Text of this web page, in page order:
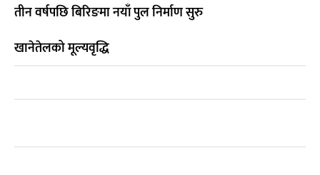
तीन वर्षपछि बिरिङमा नयाँ पुल निर्माण सुरु
खानेतेलको मूल्यवृद्धि